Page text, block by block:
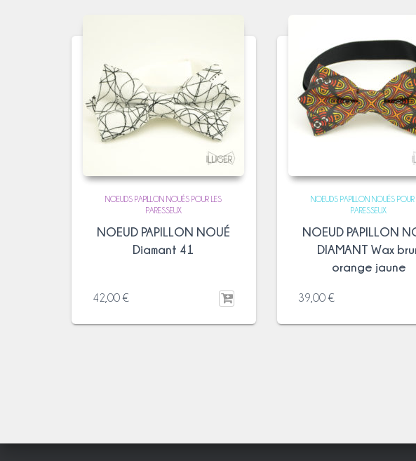
NOEUDS PAPILLON NOUÉS POUR LES
PARESSEUX
NOEUD PAPILLON NOUÉ
Diamant 41
42,00€
NOEUDS PAPILLON NOUÉS POUR
PARESSEUX
NOEUD PAPILLON
DIAMANT Wax
orange jaune
39,00€